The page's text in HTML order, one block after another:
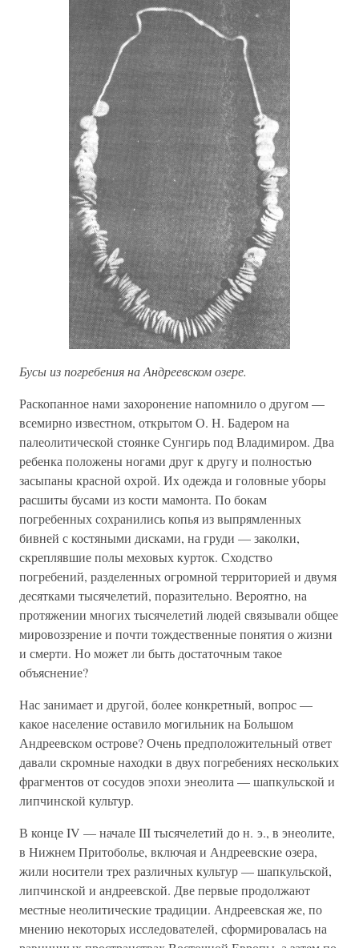
Бусы из погребения на Андреевском озере.
Раскопанное нами захоронение напомнило о другом —
всемирно известном, открытом О. Н. Бадером на
палеолитической стоянке Сунгирь под Владимиром. Два
ребенка положены ногами друг к другу и полностью
засыпаны красной охрой. Их одежда и головные уборы
расшиты бусами из кости мамонта. По бокам
погребенных сохранились копья из выпрямленных
бивней с костяными дисками, на груди — заколки,
скреплявшие полы меховых курток. Сходство
погребений, разделенных огромной территорией и двумя
десятками тысячелетий, поразительно. Вероятно, на
протяжении многих тысячелетий людей связывали общее
мировоззрение и почти тождественные понятия о жизни
и смерти. Но может ли быть достаточным такое
объяснение?
Нас занимает и другой, более конкретный, вопрос —
какое население оставило могильник на Большом
Андреевском острове? Очень предположительный ответ
давали скромные находки в двух погребениях нескольких
фрагментов от сосудов эпохи энеолита — шапкульской и
липчинской культур.
В конце IV — начале III тысячелетий до н. э., в энеолите,
в Нижнем Притоболье, включая и Андреевские озера,
жили носители трех различных культур — шапкульской,
липчинской и андреевской. Две первые продолжают
местные неолитические традиции. Андреевская же, по
мнению некоторых исследователей, сформировалась на